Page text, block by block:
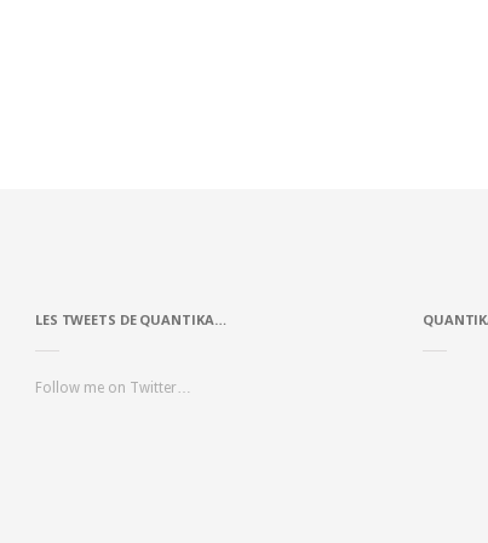
LES TWEETS DE QUANTIKA…
Follow me on Twitter…